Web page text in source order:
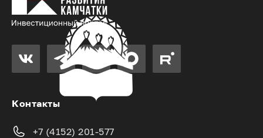
Контакты
+7 (4152) 201-577